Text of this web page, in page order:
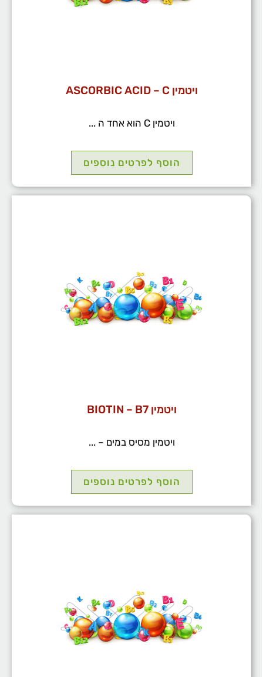
ויטמין ASCORBIC ACID – C
ויטמין C הוא אחד ה ...
הוסף לפרטים נוספים
ויטמין BIOTIN – B7
ויטמין מסיס במים – ...
הוסף לפרטים נוספים